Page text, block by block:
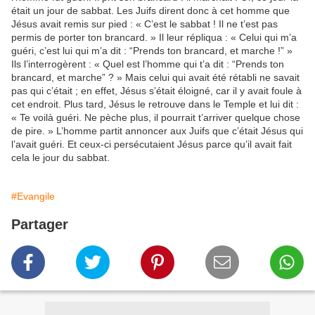
était un jour de sabbat. Les Juifs dirent donc à cet homme que
Jésus avait remis sur pied : « C’est le sabbat ! Il ne t’est pas
permis de porter ton brancard. » Il leur répliqua : « Celui qui m’a
guéri, c’est lui qui m’a dit : “Prends ton brancard, et marche !” »
Ils l’interrogèrent : « Quel est l’homme qui t’a dit : “Prends ton
brancard, et marche” ? » Mais celui qui avait été rétabli ne savait
pas qui c’était ; en effet, Jésus s’était éloigné, car il y avait foule à
cet endroit. Plus tard, Jésus le retrouve dans le Temple et lui dit :
« Te voilà guéri. Ne pèche plus, il pourrait t’arriver quelque chose
de pire. » L’homme partit annoncer aux Juifs que c’était Jésus qui
l’avait guéri. Et ceux-ci persécutaient Jésus parce qu’il avait fait
cela le jour du sabbat.
#Evangile
Partager